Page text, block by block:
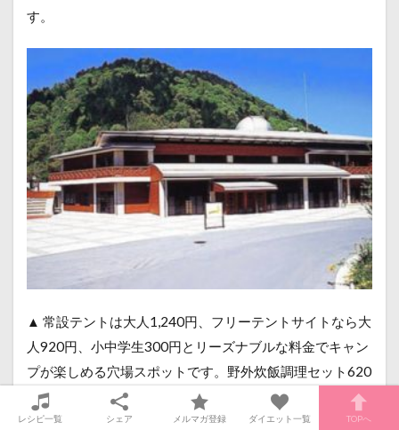
す。
▲ 常設テントは大人1,240円、フリーテントサイトなら大
人920円、小中学生300円とリーズナブルな料金でキャン
プが楽しめる穴場スポットです。野外炊飯調理セット620
円、バーベキューコンロ120円と格安です。食堂や売店も
あって、軽食は予約しなくても食べられます。
レシピ一覧 シェア メルマガ登録 ダイエット一覧 TOPへ